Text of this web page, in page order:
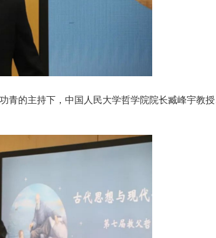
青的主持下，中国人民大学哲学院院长臧峰宇教